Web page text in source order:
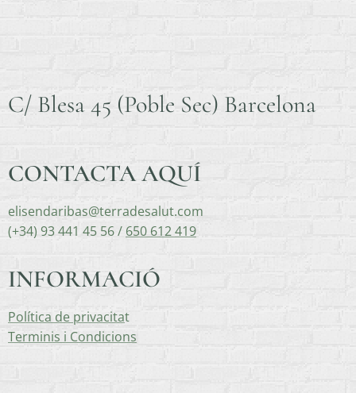
C/ Blesa 45 (Poble Sec) Barcelona
CONTACTA AQUÍ
elisendaribas@terradesalut.com
(+34) 93 441 45 56 / 650 612 419
INFORMACIÓ
Política de privacitat
Terminis i Condicions